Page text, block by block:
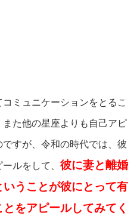
ミュニケーションをとるこ
た他の星座よりも自己アピ
すが、令和の時代では、彼
ルをして、 彼に妻と離婚
いうことが彼にとって有
をアピールしてみてく